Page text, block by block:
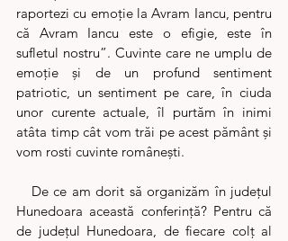
raportezi cu emoţie la Avram Iancu, pentru
că Avram Iancu este o efigie, este în
sufletul nostru”. Cuvinte care ne umplu de
emoție și de un profund sentiment
patriotic, un sentiment pe care, în ciuda
unor curente actuale, îl purtăm în inimi
atâta timp cât vom trăi pe acest pământ și
vom rosti cuvinte românești.
Hunedoara această conferință? Pentru că
de județul Hunedoara, de fiecare colț al